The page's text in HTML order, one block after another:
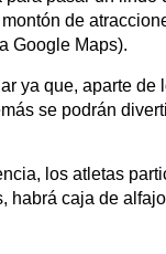
de
Google Maps).
ya que, aparte
se podrán
los atletas
habrá caja de